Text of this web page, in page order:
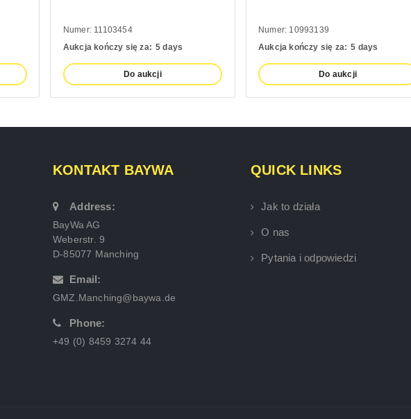
Numer: 11103454
Aukcja kończy się za: 5 days
Do aukcji
Numer: 10993139
Aukcja kończy się za: 5 days
Do aukcji
KONTAKT BAYWA
Address:
BayWa AG
Weberstr. 9
D-85077 Manching
Email:
GMZ.Manching@baywa.de
Phone:
+49 (0) 8459 3274 44
QUICK LINKS
Jak to działa
O nas
Pytania i odpowiedzi